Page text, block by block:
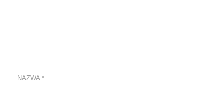
NAZWA *